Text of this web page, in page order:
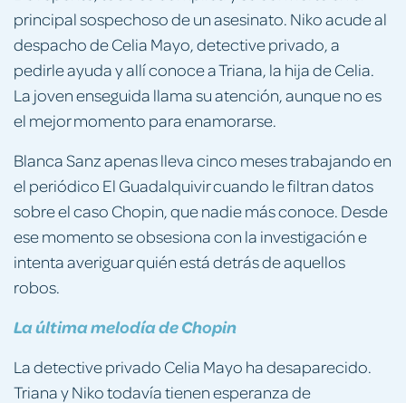
principal sospechoso de un asesinato. Niko acude al
despacho de Celia Mayo, detective privado, a
pedirle ayuda y allí conoce a Triana, la hija de Celia.
La joven enseguida llama su atención, aunque no es
el mejor momento para enamorarse.
Blanca Sanz apenas lleva cinco meses trabajando en
el periódico El Guadalquivir cuando le filtran datos
sobre el caso Chopin, que nadie más conoce. Desde
ese momento se obsesiona con la investigación e
intenta averiguar quién está detrás de aquellos
robos.
La última melodía de Chopin
La detective privado Celia Mayo ha desaparecido.
Triana y Niko todavía tienen esperanza de